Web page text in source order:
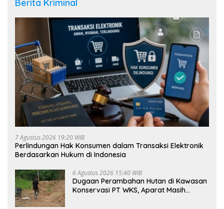
Berita Kriminal
7 Agustus 2026 19:20 WIB
Perlindungan Hak Konsumen dalam Transaksi Elektronik
Berdasarkan Hukum di Indonesia
6 Agustus 2026 15:40 WIB
Dugaan Perambahan Hutan di Kawasan
Konservasi PT WKS, Aparat Masih